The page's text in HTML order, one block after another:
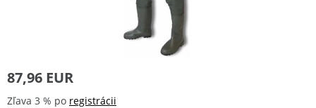
87,96 EUR
Zľava 3 % po registrácii